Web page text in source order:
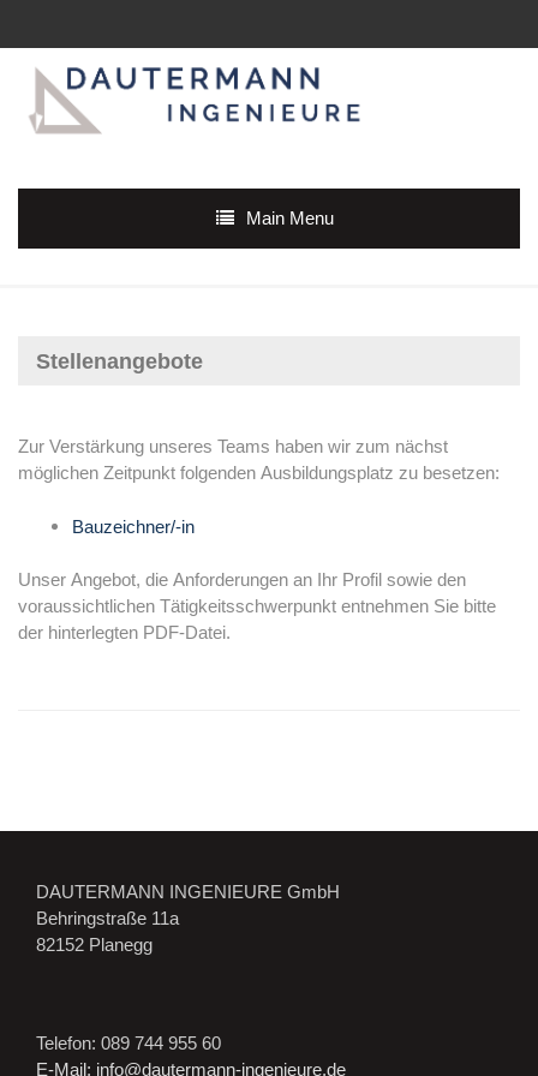
Main Menu
Stellenangebote
Zur Verstärkung unseres Teams haben wir zum nächst
möglichen Zeitpunkt folgenden Ausbildungsplatz zu besetzen:
Bauzeichner/-in
Unser Angebot, die Anforderungen an Ihr Profil sowie den
voraussichtlichen Tätigkeitsschwerpunkt entnehmen Sie bitte
der hinterlegten PDF-Datei.
DAUTERMANN INGENIEURE GmbH
Behringstraße 11a
82152 Planegg
Telefon: 089 744 955 60
E-Mail: info@dautermann-ingenieure.de